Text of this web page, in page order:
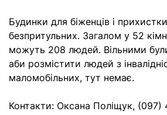
Будинки для біженців і
безпритульних. Загалом у 52
можуть 208 людей. Вільними
аби розмістити людей з
маломобільних, тут немає.
Контакти: Оксана Поліщук,